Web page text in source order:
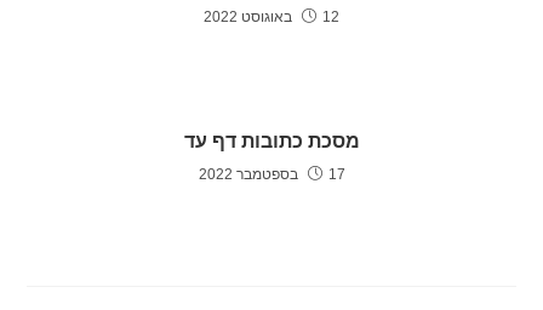
12 באוגוסט 2022
מסכת כתובות דף עד
17 בספטמבר 2022